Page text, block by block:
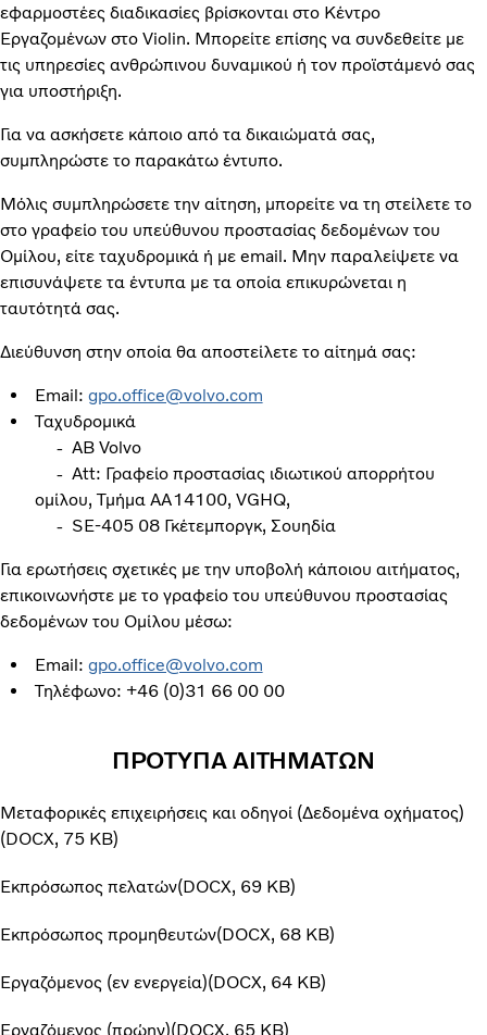
εφαρμοστέες διαδικασίες βρίσκονται στο Κέντρο
Εργαζομένων στο Violin. Μπορείτε επίσης να συνδεθείτε με
τις υπηρεσίες ανθρώπινου δυναμικού ή τον προϊστάμενό σας
για υποστήριξη.
Για να ασκήσετε κάποιο από τα δικαιώματά σας,
συμπληρώστε το παρακάτω έντυπο.
Μόλις συμπληρώσετε την αίτηση, μπορείτε να τη στείλετε το
στο γραφείο του υπεύθυνου προστασίας δεδομένων του
Ομίλου, είτε ταχυδρομικά ή με email. Μην παραλείψετε να
επισυνάψετε τα έντυπα με τα οποία επικυρώνεται η
ταυτότητά σας.
Διεύθυνση στην οποία θα αποστείλετε το αίτημά σας:
Email: gpo.office@volvo.com
Ταχυδρομικά
- AB Volvo
- Att: Γραφείο προστασίας ιδιωτικού απορρήτου
ομίλου, Τμήμα AA14100, VGHQ,
- SE-405 08 Γκέτεμποργκ, Σουηδία
Για ερωτήσεις σχετικές με την υποβολή κάποιου αιτήματος,
επικοινωνήστε με το γραφείο του υπεύθυνου προστασίας
δεδομένων του Ομίλου μέσω:
Email: gpo.office@volvo.com
Τηλέφωνο: +46 (0)31 66 00 00
ΠΡΟΤΥΠΑ ΑΙΤΗΜΑΤΩΝ
Μεταφορικές επιχειρήσεις και οδηγοί (Δεδομένα οχήματος)
DOCX 75 KB
Εκπρόσωπος πελατών DOCX 69 KB
Εκπρόσωπος προμηθευτών DOCX 68 KB
Εργαζόμενος (εν ενεργεία) DOCX 64 KB
Εργαζόμενος (πρώην) DOCX 65 KB